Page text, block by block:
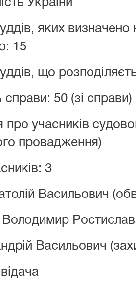
Назва документу
про
України
яких
15
що
справи: 50 (зі справи)
про учасників
провадження)
3
Васильович
Васильович